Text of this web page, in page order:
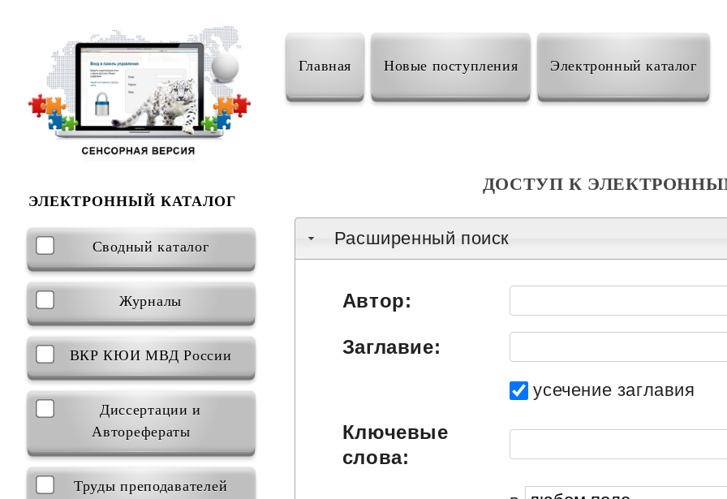
ЭЛЕКТРОННЫЙ КАТАЛОГ
Сводный каталог
Журналы
ВКР КЮИ МВД России
Диссертации и
Авторефераты
Труды преподавателей
Главная Новые поступления Электронный каталог
ДОСТУП К
Расширенный поиск
Автор:
Заглавие:
усечение заглавия
Ключевые
слова: